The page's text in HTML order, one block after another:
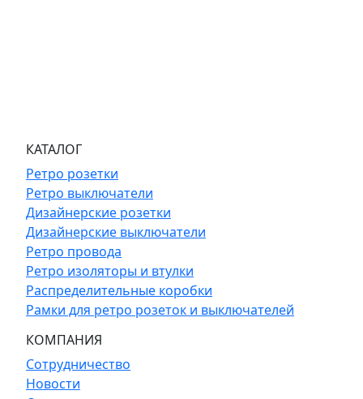
КАТАЛОГ
Ретро розетки
Ретро выключатели
Дизайнерские розетки
Дизайнерские выключатели
Ретро провода
Ретро изоляторы и втулки
Распределительные коробки
Рамки для ретро розеток и выключателей
КОМПАНИЯ
Сотрудничество
Новости